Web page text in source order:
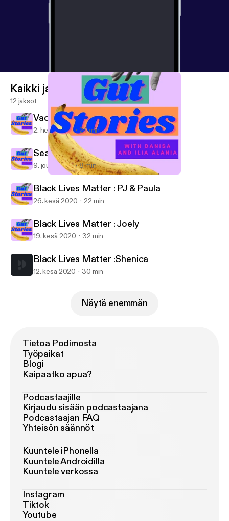
Gut Stories
Kaikki jaksot
12 jaksot
Vacie
2. helmi 2021 24 min
Season 2 Finale
9. joulu 2020 8 min
Black Lives Matter : PJ & Paula
26. kesä 2020 22 min
Black Lives Matter : Joely
19. kesä 2020 32 min
Black Lives Matter :Shenica
12. kesä 2020 30 min
Näytä enemmän
Tietoa Podimosta
Työpaikat
Blogi
Kaipaatko apua?
Podcastaajille
Kirjaudu sisään podcastaajana
Podcastaajan FAQ
Yhteisön säännöt
Kuuntele iPhonella
Kuuntele Androidilla
Kuuntele verkossa
Instagram
Tiktok
Youtube